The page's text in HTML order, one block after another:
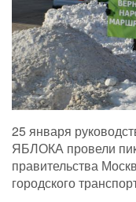
25 января
ЯБЛОКА провели
правительства
городского